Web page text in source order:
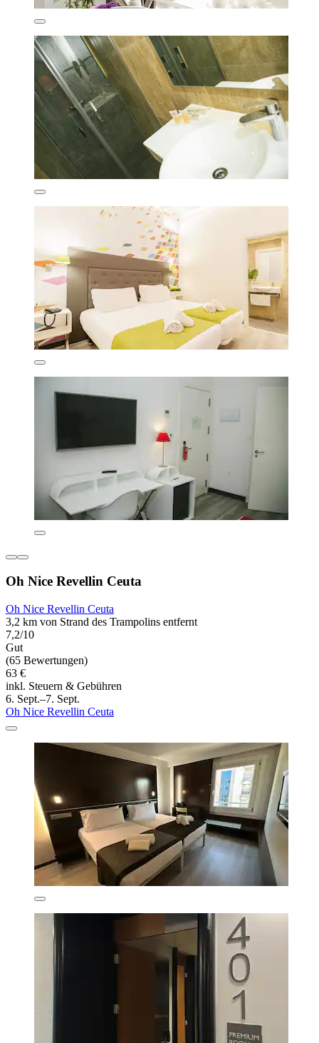
Oh Nice Revellin Ceuta
Oh Nice Revellin Ceuta
3,2 km von Strand des Trampolins entfernt
7,2/10
Gut
(65 Bewertungen)
63 €
inkl. Steuern & Gebühren
6. Sept.–7. Sept.
Oh Nice Revellin Ceuta